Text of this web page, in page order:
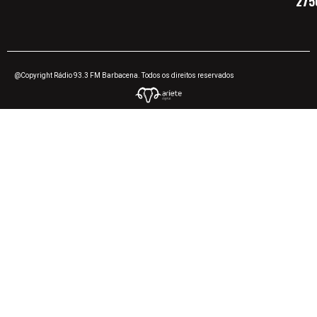
@Copyright Rádio 93.3 FM Barbacena. Todos os direitos reservados